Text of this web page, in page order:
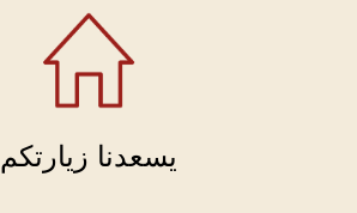
يسعدنا زيارتكم